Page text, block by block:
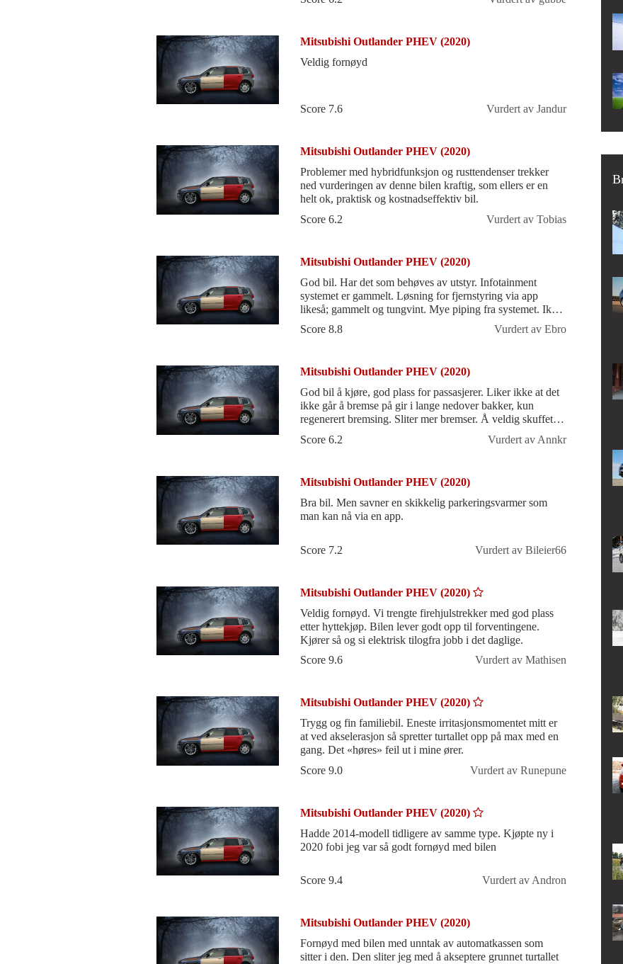
Mitsubishi Outlander PHEV (2020)
Veldig fornøyd
Score 7.6 Vurdert av Jandur
Mitsubishi Outlander PHEV (2020)
Problemer med hybridfunksjon og rusttendenser trekker
ned vurderingen av denne bilen kraftig, som ellers er en
helt ok, praktisk og kostnadseffektiv bil.
Score 6.2
Vurdert av Tobias
Mitsubishi Outlander PHEV (2020)
God bil. Har det som behøves av utstyr. Infotainment
systemet er gammelt. Løsning for fjernstyring via app
likeså; gammelt og tungvint. Mye piping fra systemet. Ikke
lett å finne frem i menyer o
Score 8.8 Vurdert av Ebro
Mitsubishi Outlander PHEV (2020)
God bil å kjøre, god plass for passasjerer. Liker ikke at det
ikke går å bremse på gir i lange nedover bakker, kun
regenerert bremsing. Sliter mer bremser. Å veldig skuffet
Score 6.2 Vurdert av Annkr
Mitsubishi Outlander PHEV (2020)
Bra bil. Men savner en skikkelig parkeringsvarmer som
man kan nå via en app.
Score 7.2 Vurdert av Bileier66
Mitsubishi Outlander PHEV (2020)
Veldig fornøyd. Vi trengte firehjulstrekker med god plass
etter hyttekjøp. Bilen lever godt opp til forventingene.
Kjører så og si elektrisk tilogfra jobb i det daglige.
Score 9.6
Vurdert av Mathisen
Mitsubishi Outlander PHEV (2020)
Trygg og fin familiebil. Eneste irritasjonsmomentet mitt er
at ved akselerasjon så spretter turtallet opp på max med en
gang. Det «høres» feil ut i mine ører.
Score 9.0
Vurdert av Runepune
Mitsubishi Outlander PHEV (2020)
Hadde 2014-modell tidligere av samme type. Kjøpte ny i
2020 fobi jeg var så godt fornøyd med bilen
Score 9.4 Vurdert av Andron
Mitsubishi Outlander PHEV (2020)
Fornøyd med bilen med unntak av automatkassen som
sitter i den. Den sliter jeg med å akseptere grunnet turtallet